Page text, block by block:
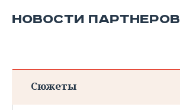
НОВОСТИ ПАРТНЕРОВ
Сюжеты